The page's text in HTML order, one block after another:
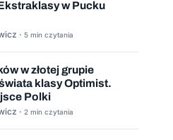
w Pucku
· 5 min czytania
w złotej grupie
klasy Optimist.
Polki
· 2 min czytania